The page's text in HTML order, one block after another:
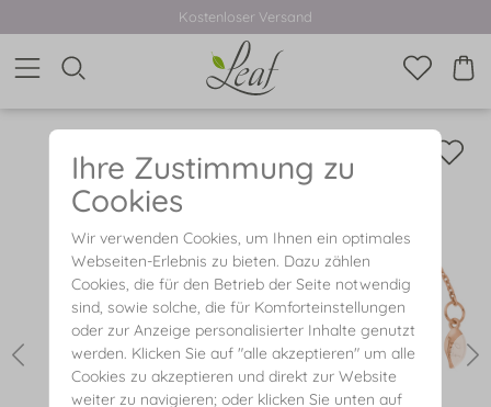
Kostenloser Versand
Ihre Zustimmung zu
Cookies
Wir verwenden Cookies, um Ihnen ein optimales
Webseiten-Erlebnis zu bieten. Dazu zählen
Cookies, die für den Betrieb der Seite notwendig
sind, sowie solche, die für Komforteinstellungen
oder zur Anzeige personalisierter Inhalte genutzt
werden. Klicken Sie auf "alle akzeptieren" um alle
Cookies zu akzeptieren und direkt zur Website
weiter zu navigieren; oder klicken Sie unten auf